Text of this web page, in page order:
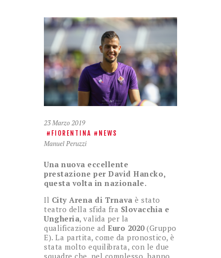
23 Marzo 2019
FIORENTINA NEWS
Manuel Peruzzi
Una nuova eccellente
prestazione per David Hancko,
questa volta in nazionale.
Il City Arena di Trnava è stato
teatro della sfida fra Slovacchia e
Ungheria, valida per la
qualificazione ad Euro 2020(Gruppo
E). La partita, come da pronostico, è
stata molto equilibrata, con le due